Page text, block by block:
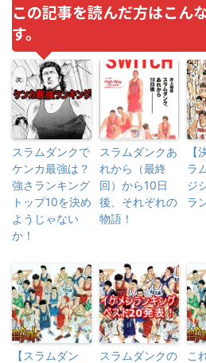
この記事を読んだ方はこん
す。
スラムダンクで
ケンカ最強は？
強さランキング
トップ10を決め
ようじゃない
か！
スラムダンクあ
れから（最終
回）から10日
後、それぞれの
物語！
【
ラ
ジ
ラ
【スラムダン
スラムダンクの
こ